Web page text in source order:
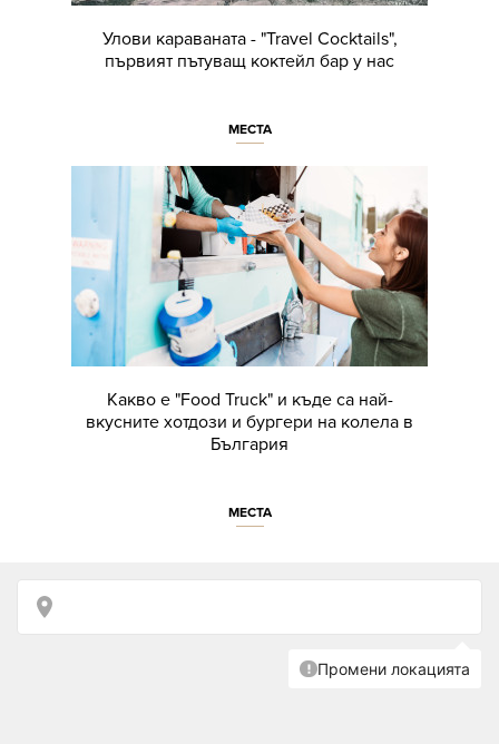
Улови караваната - "Travel Cocktails",
първият пътуващ коктейл бар у нас
МЕСТА
Какво е "Food Truck" и къде са най-
вкусните хотдози и бургери на колела в
България
МЕСТА